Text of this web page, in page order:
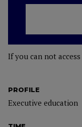
PROFILE
Executive education
If you can not